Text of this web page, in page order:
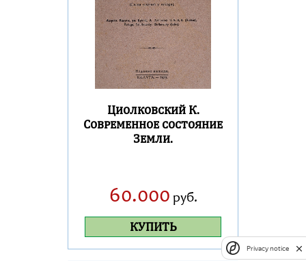
Циолковский К.
Современное состояние
Земли.
60.000 руб.
КУПИТЬ
Privacy notice